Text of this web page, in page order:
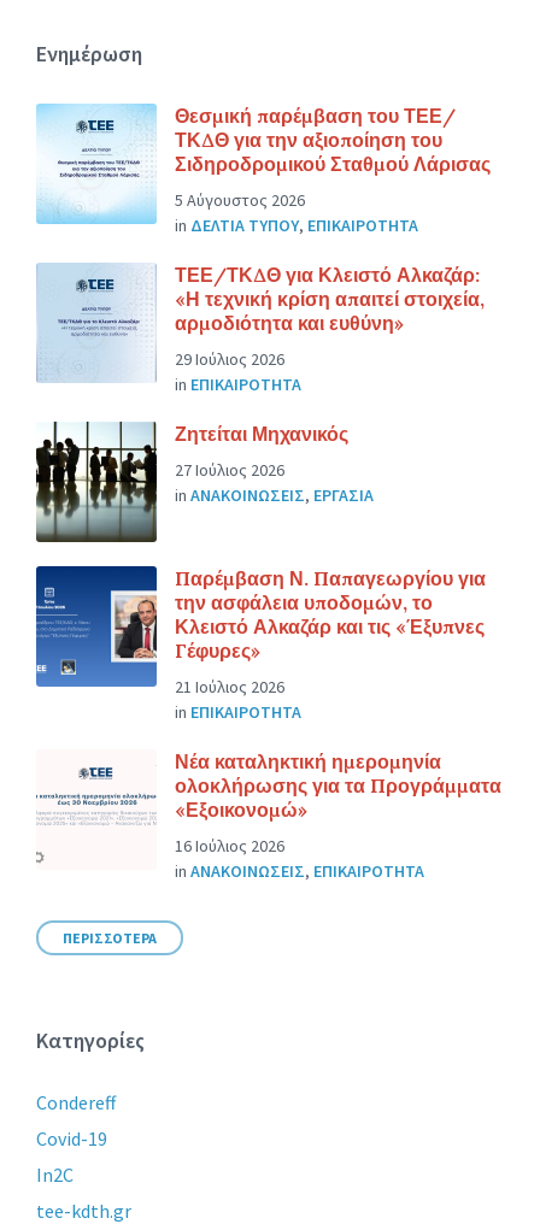
Ενημέρωση
Θεσμική παρέμβαση του ΤΕΕ/
ΤΚΔΘ για την αξιοποίηση του
Σιδηροδρομικού Σταθμού Λάρισας
5 Αύγουστος 2026
in ΔΕΛΤΙΑ ΤΥΠΟΥ, ΕΠΙΚΑΙΡΟΤΗΤΑ
ΤΕΕ/ΤΚΔΘ για Κλειστό Αλκαζάρ:
«Η τεχνική κρίση απαιτεί στοιχεία,
αρμοδιότητα και ευθύνη»
29 Ιούλιος 2026
in ΕΠΙΚΑΙΡΟΤΗΤΑ
Ζητείται Μηχανικός
27 Ιούλιος 2026
in ΑΝΑΚΟΙΝΩΣΕΙΣ, ΕΡΓΑΣΙΑ
Παρέμβαση Ν. Παπαγεωργίου για
την ασφάλεια υποδομών, το
Κλειστό Αλκαζάρ και τις «Έξυπνες
Γέφυρες»
21 Ιούλιος 2026
in ΕΠΙΚΑΙΡΟΤΗΤΑ
Νέα καταληκτική ημερομηνία
ολοκλήρωσης για τα Προγράμματα
«Εξοικονομώ»
16 Ιούλιος 2026
in ΑΝΑΚΟΙΝΩΣΕΙΣ, ΕΠΙΚΑΙΡΟΤΗΤΑ
ΠΕΡΙΣΣΟΤΕΡΑ
Κατηγορίες
Condereff
Covid-19
In2C
tee-kdth.gr